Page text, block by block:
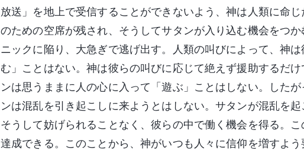
放送」を地上で受信することができないよう、神は人類に命
のための空席が残され、そうしてサタンが入り込む機会をつ
ニックに陥り、大急ぎで逃げ出す。人類の叫びによって、神
む」ことはない。神は彼らの叫びに応じて絶えず援助するだ
ンは思うままに人の心に入って「遊ぶ」ことはしない。した
ンは混乱を引き起こしに来ようとはしない。サタンが混乱を
そうして妨げられることなく、彼らの中で働く機会を得る。
達成できる。このことから、神がいつも人々に信仰を増すよ